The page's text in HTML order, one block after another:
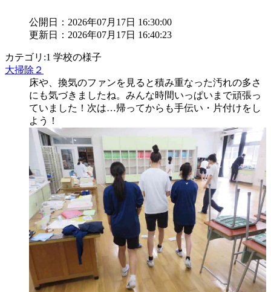
公開日：2026年07月17日 16:30:00
更新日：2026年07月17日 16:40:23
カテゴリ:1 学校の様子
大掃除２
床や、換気のファンを見ると積み重なった汚れの多さ
にも気づきましたね。みんな時間いっぱいまで頑張っ
ていました！次は…帰ってからも手伝い・片付けをし
よう！